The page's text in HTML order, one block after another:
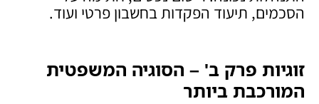
הסכמים, תיעוד הפקדות בחשבון פרטי ועוד.
זוגיות פרק ב' – הסוגיה המשפטית
המורכבת ביותר